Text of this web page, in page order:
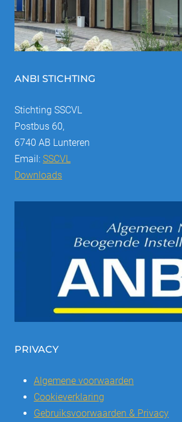
ANBI STICHTING
Stichting SSCVL
Postbus 60,
6740 AB Lunteren
Email: SSCVL
Downloads
PRIVACY
Algemene voorwaarden
Cookieverklaring
Gebruiksvoorwaarden & Privacy